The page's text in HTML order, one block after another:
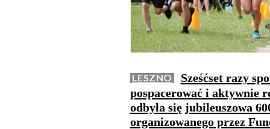
LESZNO
Sześćset razy
pospacerować i aktywnie
odbyła się jubileuszowa
organizowanego przez